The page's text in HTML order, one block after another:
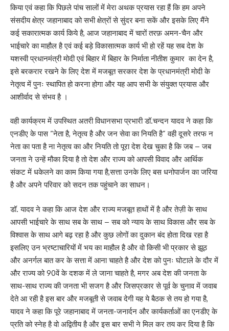
किया एवं कहा कि पिछले पांच सालों में मेरा अथक प्रयास रहा हैं कि हम अपने
संसदीय क्षेत्र जहानाबाद को सभी क्षेत्रों से सुंदर बना सकें और इसके लिए मैंने
कई सकारात्मक कार्य किये है, आज जहानाबाद में चारों तरफ़ अमन-चैन और
भाईचारे का माहौल है एवं कई बड़े विकासात्मक कार्य भी हो रहें यह सब देश के
यशस्वी प्रधानमंत्री मोदी एवं बिहार में बिहार के निर्माता नीतीश कुमार का देन है,
इसे बरकरार रखने के लिए देश में मजबूत सरकार देश के प्रधानमंत्री मोदी के
नेतृत्व में पुनः स्थापित हो करना होगा और यह आप सभी के संयुक्त प्रयास और
आशीर्वाद से संभव है ।
वही कार्यक्रम में उपस्थित अतरी विधानसभा प्रभारी डॉ.चन्दन यादव ने कहा कि
एनडीए के पास “नेता है, नेतृत्व है और जन सेवा का नियति है” वही दूसरे तरफ न
नेता का पता है ना नेतृत्व का और नियति तो पूरा देश देख चुका है कि जब – जब
जनता ने उन्हें मौका दिया है तो देश और राज्य को आपसी विवाद और आर्थिक
संकट में धकेलने का काम किया गया है,सत्ता उनके लिए बस धनोपार्जन का जरिया
है और अपने परिवार को सदन तक पहुंचाने का साधन।
डॉ. यादव ने कहा कि आज देश और राज्य मजबूत हाथों में है और तेज़ी के साथ
आपसी भाईचारे के साथ सब के साथ – सब को न्याय के साथ विकास और सब के
विश्वास के साथ आगे बढ़ रहा है और कुछ लोगों का दुकान बंद होता दिख रहा है
इसलिए उन भ्रष्टाचारियों में भय का माहौल है और वो किसी भी प्रकार से झूठ
और अनर्गल बात कर के सत्ता में आना चाहते है और देश को पुनः घोटाले के दौर में
और राज्य को 90वें के दशक में ले जाना चाहते है, मगर अब देश की जनता के
साथ-साथ राज्य की जनता भी सजग है और जिसप्रकार से पूर्व के चुनाव में जवाब
देते आ रही है इस बार और मजबूती से जवाब देगी यह ये बैठक से तय हो गया है,
यादव ने कहा कि पूरे जहानाबाद में जनता-जनार्दन और कार्यकर्ताओं का एनडीए के
प्रति को स्नेह है वो अद्वितीय है और इस बार सभी ने मिल कर तय कर दिया है कि